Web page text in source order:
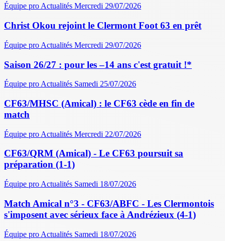
Équipe proActualités Mercredi 29/07/2026
Christ Okou rejoint le Clermont Foot 63 en prêt
Équipe pro Actualités Mercredi 29/07/2026
Saison 26/27 : pour les –14 ans c'est gratuit !*
Équipe pro Actualités Samedi 25/07/2026
CF63/MHSC (Amical) : le CF63 cède en fin de
match
Équipe pro Actualités Mercredi 22/07/2026
CF63/QRM (Amical) - Le CF63 poursuit sa
préparation (1-1)
Équipe pro Actualités Samedi 18/07/2026
Match Amical n°3 - CF63/ABFC - Les Clermontois
s'imposent avec sérieux face à Andrézieux (4-1)
Équipe pro Actualités Samedi 18/07/2026